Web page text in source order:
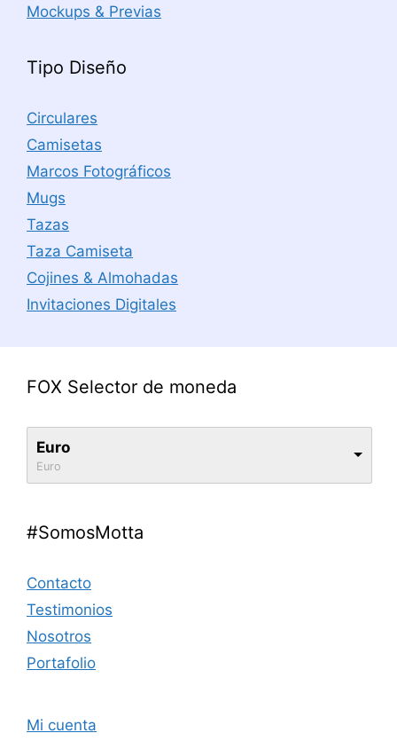
Mockups & Previas
Tipo Diseño
Circulares
Camisetas
Marcos Fotográficos
Mugs
Tazas
Taza Camiseta
Cojines & Almohadas
Invitaciones Digitales
FOX Selector de moneda
Euro
Euro
#SomosMotta
Contacto
Testimonios
Nosotros
Portafolio
Mi cuenta